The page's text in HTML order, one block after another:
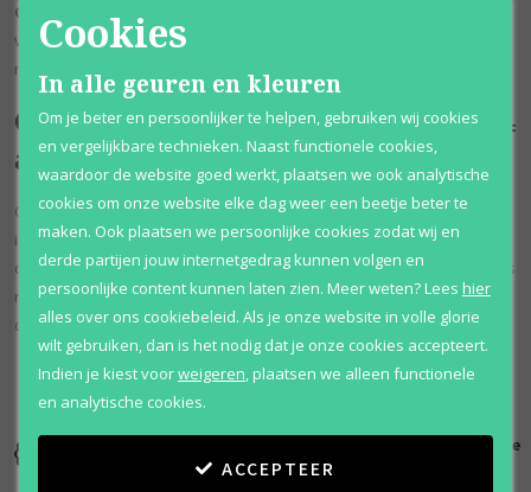
Cashmere Mist
vrouwen. Heerlijke frisse bloemige jasmijn vermengt zich perfect met
rijk sandelhout en zoete vanille om een prachtige blend te creëren.
Cashmere Mist parfum; sinds 1994
al populair
Cashmere Mist werd geïntroduceerd in 1994. Het parfum voegt een
ingetogen vleugje elegantie toe aan je dagelijkse activiteiten, of je nu
de stad in gaat of naar werk gaat. Spray het op voordat je 's ochtends
naar buiten gaat voor een onderscheidende maar subtiele geur die
de hele dag blijft ruiken.
voordelig
100% originele
Cookies
In alle geuren en kleuren
Om je beter en persoonlijker te helpen, gebruiken wij cookies
en vergelijkbare technieken. Naast functionele cookies,
waardoor de website goed werkt, plaatsen we ook analytische
cookies om onze website elke dag weer een beetje beter te
maken. Ook plaatsen we persoonlijke cookies zodat wij en
derde partijen jouw internetgedrag kunnen volgen en
persoonlijke content kunnen laten zien. Meer weten?Lees hier
alles over ons cookiebeleid. Als je onze website in volle glorie
wilt gebruiken, dan is het nodig dat je onze cookies accepteert.
Indien je kiest voorweigeren,plaatsen we alleen functionele
en analytische cookies.
ACCEPTEER